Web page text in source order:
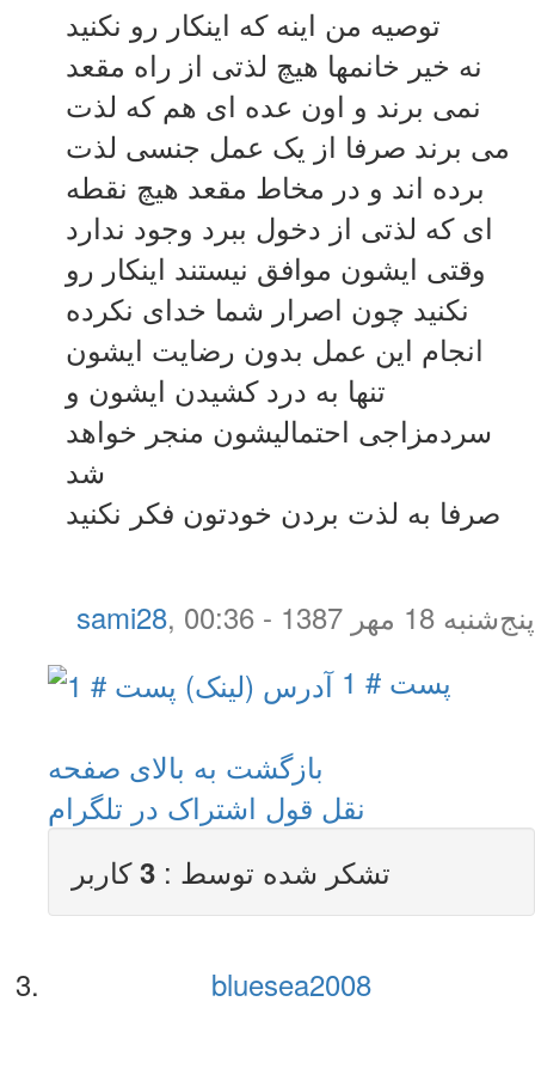
توصیه من اینه که اینکار رو نکنید
نه خیر خانمها هیچ لذتی از راه مقعد
نمی برند و اون عده ای هم که لذت
می برند صرفا از یک عمل جنسی لذت
برده اند و در مخاط مقعد هیچ نقطه
ای که لذتی از دخول ببرد وجود ندارد
وقتی ایشون موافق نیستند اینکار رو
نکنید چون اصرار شما خدای نکرده
انجام این عمل بدون رضایت ایشون
تنها به درد کشیدن ایشون و
سردمزاجی احتمالیشون منجر خواهد
شد
صرفا به لذت بردن خودتون فکر نکنید
sami28,
پنج‌شنبه 18 مهر 1387 - 00:36
پست # 1
بازگشت به بالای صفحه
نقل قول اشتراک در تلگرام
تشکر شده توسط : 3کاربر
bluesea2008